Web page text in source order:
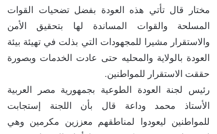
مختار قال تأتي هذه العودة بفضل تضحيات القوات
المسلحة والقوات المساندة لها بتحقيق الأمن
والاستقرار مشيرا للمجهودات التي بذلت في تهيئة بيئة
العودة بالولاية والمحليه حتى عادت الخدمات وبصورة
حققت الاستقرار للمواطنين.
رئيس لجنة العودة الطوعية بجمهورية مصر العربية
الأستاذ محمد وداعة قال بأن اللجنة إستجابت
للمواطنين ليعودوا لمناطقهم معززين مكرمين وهي